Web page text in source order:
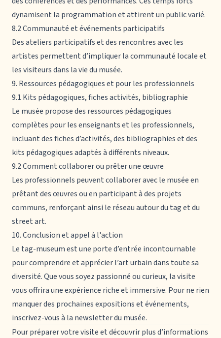
dynamisent la programmation et attirent un public varié.
8.2 Communauté et événements participatifs
Des ateliers participatifs et des rencontres avec les
artistes permettent d’impliquer la communauté locale et
les visiteurs dans la vie du musée.
9. Ressources pédagogiques et pour les professionnels
9.1 Kits pédagogiques, fiches activités, bibliographie
Le musée propose des ressources pédagogiques
complètes pour les enseignants et les professionnels,
incluant des fiches d’activités, des bibliographies et des
kits pédagogiques adaptés à différents niveaux.
9.2 Comment collaborer ou prêter une œuvre
Les professionnels peuvent collaborer avec le musée en
prêtant des œuvres ou en participant à des projets
communs, renforçant ainsi le réseau autour du tag et du
street art.
10. Conclusion et appel à l'action
Le tag-museumest une porte d’entrée incontournable
pour comprendre et apprécier l’art urbain dans toute sa
diversité. Que vous soyez passionné ou curieux, la visite
vous offrira une expérience riche et immersive. Pour ne rien
manquer des prochaines expositions et événements,
inscrivez-vous à la newsletter du musée.
Pour préparer votre visite et découvrir plus d’informations